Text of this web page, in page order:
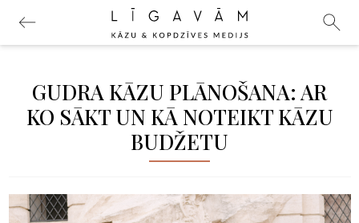
GUDRA KĀZU PLĀNOŠANA: AR
KO SĀKT UN KĀ NOTEIKT KĀZU
BUDŽETU